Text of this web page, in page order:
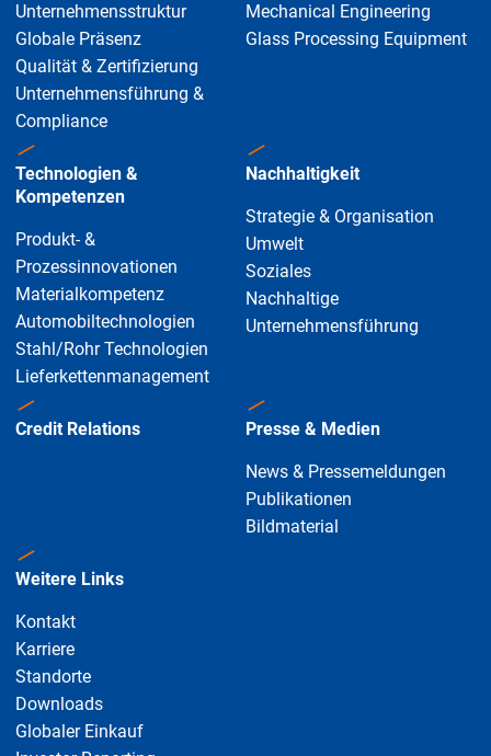
Unternehmensstruktur
Globale Präsenz
Qualität & Zertifizierung
Unternehmensführung &
Compliance
Mechanical Engineering
Glass Processing Equipment
Technologien &
Kompetenzen
Produkt- &
Prozessinnovationen
Materialkompetenz
Automobiltechnologien
Stahl/Rohr Technologien
Lieferkettenmanagement
Nachhaltigkeit
Strategie & Organisation
Umwelt
Soziales
Nachhaltige
Unternehmensführung
Credit Relations Presse & Medien
News & Pressemeldungen
Publikationen
Bildmaterial
Weitere Links
Kontakt
Karriere
Standorte
Downloads
Globaler Einkauf